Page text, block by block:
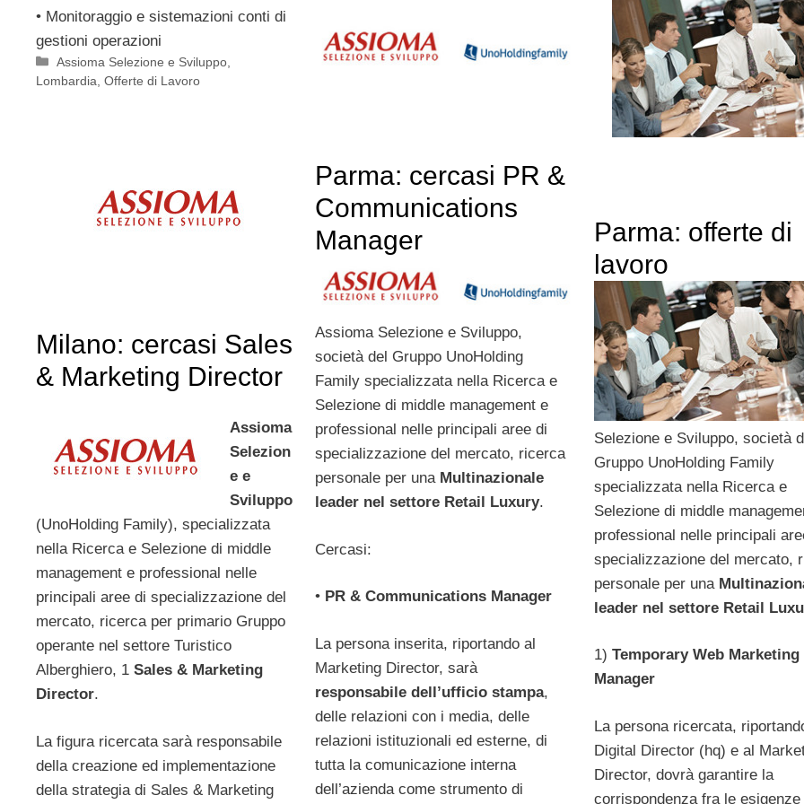
• Monitoraggio e sistemazioni conti di
gestioni operazioni
Categorie
Assioma Selezione e Sviluppo
Lombardia Offerte di Lavoro
Parma: offerte di
lavoro
Selezione e Sviluppo, società
Gruppo UnoHolding Family
specializzata nella Ricerca e
Selezione di middle
professional nelle principali
specializzazione del mercato,
personale per una
leader nel settore Retail
1) Temporary Web Marketing
Manager
La persona ricercata,
Digital Director (hq) e al
Director, dovrà garantire la
corrispondenza fra le esigenze
Parma: cercasi PR &
Communications
Manager
Assioma Selezione e Sviluppo,
società del Gruppo UnoHolding
Family specializzata nella Ricerca e
Selezione di middle management e
professional nelle principali aree di
specializzazione del mercato, ricerca
personale per una Multinazionale
leader nel settore Retail Luxury.
Cercasi:
• PR & Communications Manager
La persona inserita, riportando al
Marketing Director, sarà
responsabile dell’ufficio stampa,
delle relazioni con i media, delle
relazioni istituzionali ed esterne, di
tutta la comunicazione interna
dell’azienda come strumento di
Milano: cercasi Sales
& Marketing Director
Assioma
Selezion
e e
Sviluppo
(UnoHolding Family), specializzata
nella Ricerca e Selezione di middle
management e professional nelle
principali aree di specializzazione del
mercato, ricerca per primario Gruppo
operante nel settore Turistico
Alberghiero, 1 Sales & Marketing
Director.
La figura ricercata sarà responsabile
della creazione ed implementazione
della strategia di Sales & Marketing